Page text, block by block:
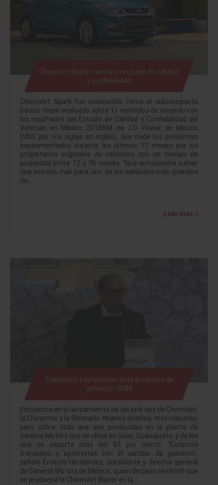
Chevrolet Spark triunfa en estudio de calidad
y confiabilidad
Chevrolet Spark fue reconocido como el subcompacto
básico mejor evaluado sobre 11 vehículos de acuerdo con
los resultados del Estudio de Calidad y Confiabilidad del
Vehículo en México 2018SM de J.D. Power de México
(VDS por sus siglas en inglés), que mide los problemas
experimentados durante los últimos 12 meses por los
propietarios originales de vehículos con un tiempo de
propiedad entre 12 y 36 meses. “Nos entusiasma sumar
una estrella más para uno de los vehículos más queridos
de…
Leer más »
Tranquilos y optimistas ante el cambio de
gobierno: GMM
Estuvimos en el lanzamiento de las pick ups de Chevrolet,
la Cheyenne y la Silverado. Nuevos diseños, más robustas,
pero sobre todo que son producidas en la planta de
General Motors que se ubica en Silao, Guanajuato, y de las
que se exporta más del 80 por ciento. “Estamos
tranquilos y optimistas con el cambio de gobierno”,
señaló Ernesto Hernández, presidente y director general
de General Motors de México, quien de paso reafirmó que
se producirá la Chevrolet Blazer en la…